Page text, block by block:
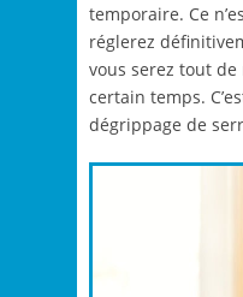
temporaire. Ce
réglerez
vous serez tout
certain temps.
dégrippage de